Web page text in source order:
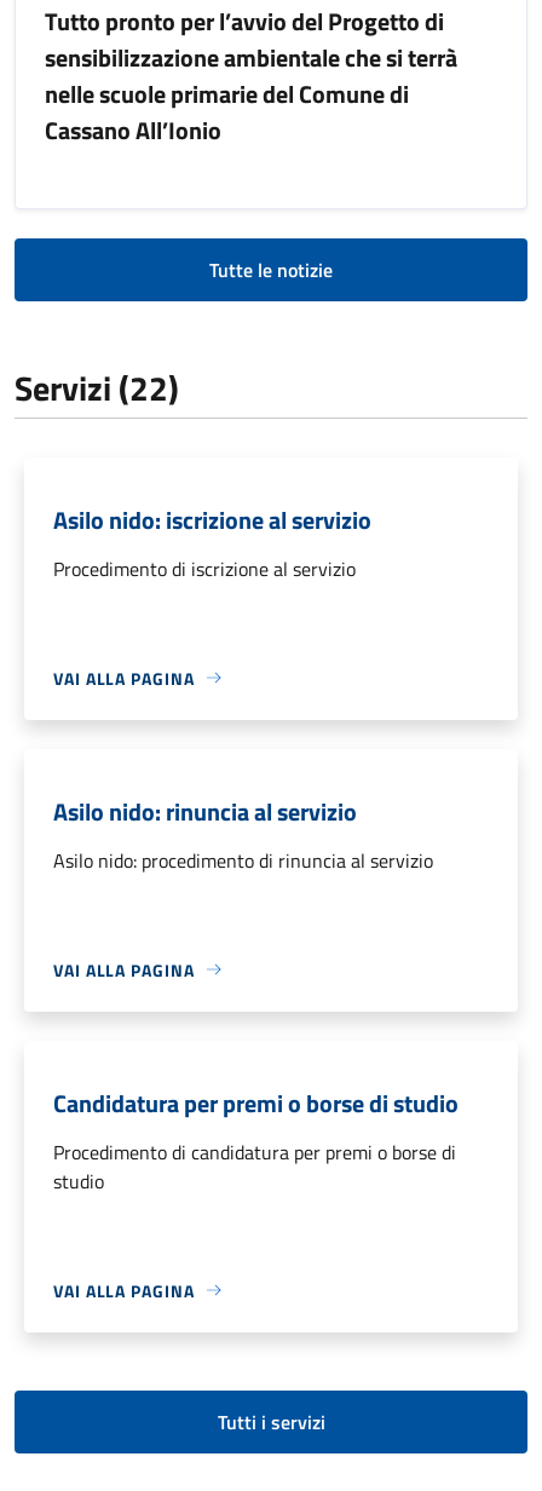
Tutto pronto per l’avvio del Progetto di
sensibilizzazione ambientale che si terrà
nelle scuole primarie del Comune di
Cassano All’Ionio
Tutte le notizie
Servizi (22)
Asilo nido: iscrizione al servizio
Procedimento di iscrizione al servizio
VAI ALLA PAGINA
Asilo nido: rinuncia al servizio
Asilo nido: procedimento di rinuncia al servizio
VAI ALLA PAGINA
Candidatura per premi o borse di studio
Procedimento di candidatura per premi o borse di
studio
VAI ALLA PAGINA
Tutti i servizi